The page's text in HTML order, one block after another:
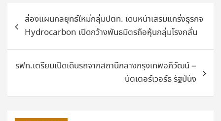
แนะแนว
เรื่องส่องแผนกลยุทธ์ใหม่กลุ่มปตท. เดินหน้าเสริมแกร่งธุรกิจ
Hydrocarbon เปิดกว้างพันธมิตรถือหุ้นกลุ่มโรงกลั่น
รฟท.เตรียมเปิดเดินรถจากสถานีกลางกรุงเทพอภิวัฒน์ –
บัตเตอร์เวอร์ธ รัฐปีนัง